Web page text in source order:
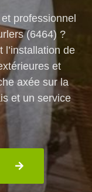
professionnel
(6464) ?
l’installation de
et
axée sur la
et un service